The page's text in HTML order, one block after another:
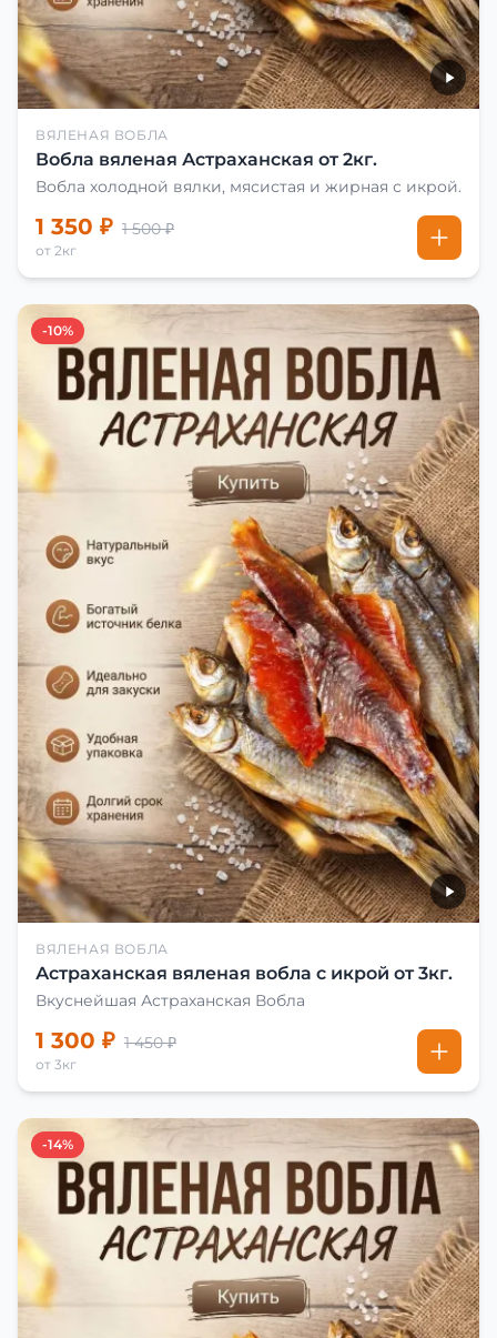
ВЯЛЕНАЯ ВОБЛА
Вобла вяленая Астраханская от 2кг.
Вобла холодной вялки, мясистая и жирная с икрой.
1 350 ₽ 1 500 ₽
от 2кг
-10%
ВЯЛЕНАЯ ВОБЛА
Астраханская вяленая вобла с икрой от 3кг.
Вкуснейшая Астраханская Вобла
1 300 ₽ 1 450 ₽
от 3кг
-14%